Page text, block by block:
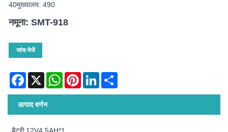
40मुख्यालय: 490
नमूना: SMT-918
जांच भेजें
Facebook
X WhatsAppPinterestLinkedIn
उत्पाद वर्णन